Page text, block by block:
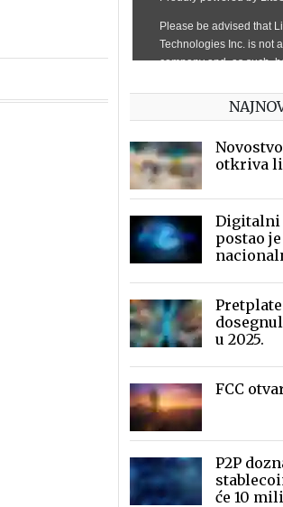
otkriva
Digitalni
postao
u 2025.
FCC
P2P
će 10